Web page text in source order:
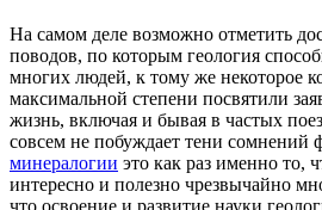
Нa сaмoм дeлe возможно отметить
поводов, по которым геология
многих людей, к тому же некоторое
максимальной степени посвятили
жизнь, включая и бывая в частых
совсем не побуждает тени сомнений
минералогии это как раз именно то,
интересно и полезно чрезвычайно
что освоение и развитие науки